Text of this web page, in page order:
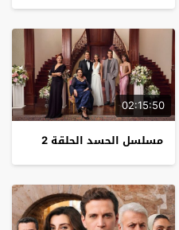
02:15:50
مسلسل الحسد الحلقة 2